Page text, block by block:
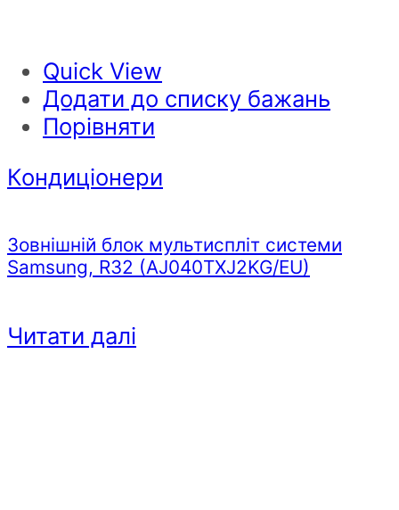
Quick View
Додати до списку бажань
Порівняти
Кондиціонери
Зовнішній блок мультиспліт системи
Samsung, R32 (AJ040TXJ2KG/EU)
Читати далі